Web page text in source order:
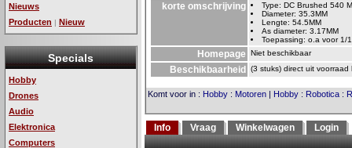
Nieuws
Producten | Nieuw
Specials
Hobby
Drones
Audio
Elektronica
Computers
korte omschrijving
Type: DC Brushed 540
Diameter: 35.3MM
Lengte: 54.5MM
As diameter: 3.17MM
Toepassing: o.a voor 1/
Homepage Niet beschikbaar
Beschikbaarheid (3 stuks) direct uit voorraad
Komt voor in : Hobby : Motoren | Hobby : Robotica :
Info Vraag Winkelwagen Login